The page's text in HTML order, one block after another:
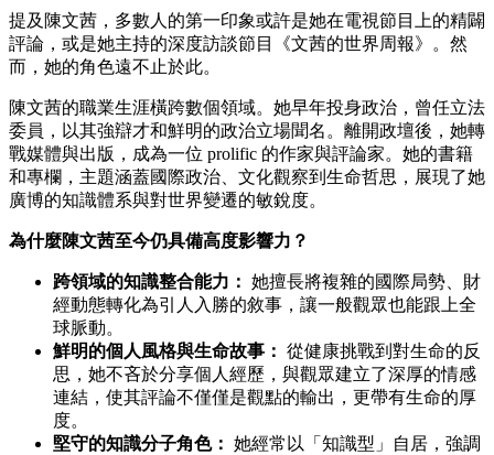
提及陳文茜，多數人的第一印象或許是她在電視節目上的精闢
評論，或是她主持的深度訪談節目《文茜的世界周報》。然
而，她的角色遠不止於此。
陳文茜的職業生涯橫跨數個領域。她早年投身政治，曾任立法
委員，以其強辯才和鮮明的政治立場聞名。離開政壇後，她轉
戰媒體與出版，成為一位 prolific 的作家與評論家。她的書籍
和專欄，主題涵蓋國際政治、文化觀察到生命哲思，展現了她
廣博的知識體系與對世界變遷的敏銳度。
為什麼陳文茜至今仍具備高度影響力？
跨領域的知識整合能力： 她擅長將複雜的國際局勢、財
經動態轉化為引人入勝的敘事，讓一般觀眾也能跟上全
球脈動。
鮮明的個人風格與生命故事： 從健康挑戰到對生命的反
思，她不吝於分享個人經歷，與觀眾建立了深厚的情感
連結，使其評論不僅僅是觀點的輸出，更帶有生命的厚
度。
堅守的知識分子角色： 她經常以「知識型」自居，強調